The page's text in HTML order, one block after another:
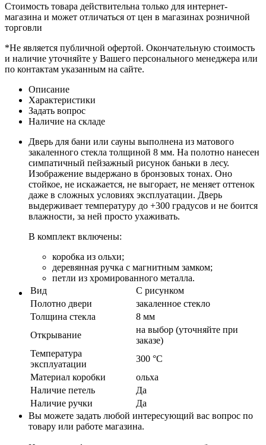
Стоимость товара действительна только для интернет-
магазина и может отличаться от цен в магазинах розничной
торговли
*Не является публичной офертой. Окончательную стоимость
и наличие уточняйте у Вашего персонального менеджера или
по контактам указанным на сайте.
Описание
Характеристики
Задать вопрос
Наличие на складе
Дверь для бани или сауны выполнена из матового
закаленного стекла толщиной 8 мм. На полотно нанесен
симпатичный пейзажный рисунок баньки в лесу.
Изображение выдержано в бронзовых тонах. Оно
стойкое, не искажается, не выгорает, не меняет оттенок
даже в сложных условиях эксплуатации. Дверь
выдерживает температуру до +300 градусов и не боится
влажности, за ней просто ухаживать.
В комплект включены:
коробка из ольхи;
деревянная ручка с магнитным замком;
петли из хромированного металла.
Вид
С рисунком
Полотно двери
закаленное стекло
Толщина стекла
8 мм
Открывание
на выбор (уточняйте при
заказе)
Температура
эксплуатации
300 °C
Материал коробки
ольха
Наличие петель
Да
Наличие ручки
Да
Вы можете задать любой интересующий вас вопрос по
товару или работе магазина.